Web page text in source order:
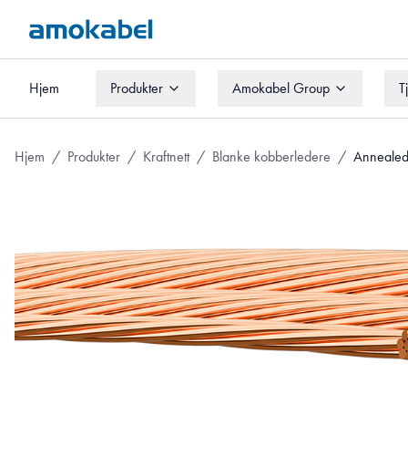
Hjem Produkter Amokabel Group
Produkter
Hjem / Produkter / Kraftnett / Blanke kobberledere /